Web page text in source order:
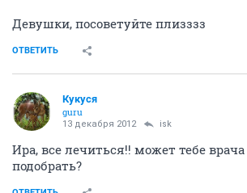
Девушки, посоветуйте плизззз
ОТВЕТИТЬ
Кукуся
guru
13 декабря 2012 isk
Ира, все лечиться!! может тебе
подобрать?